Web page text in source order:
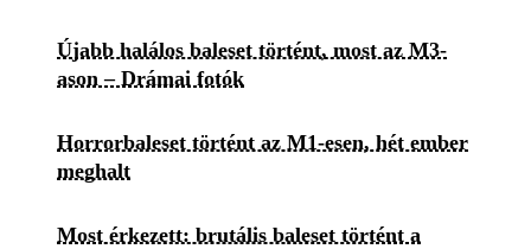
Újabb halálos baleset történt, most az M3-
ason – Drámai fotók
Horrorbaleset történt az M1-esen, hét ember
meghalt
Most érkezett: brutális baleset történt a